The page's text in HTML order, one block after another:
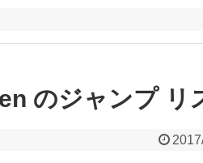
のジャンプ リ